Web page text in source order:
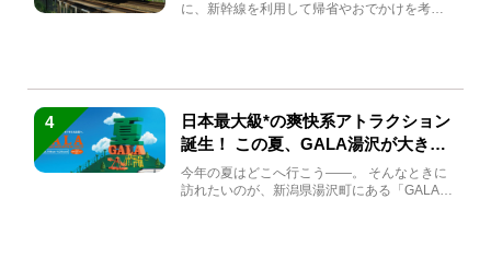
に、新幹線を利用して帰省やおでかけを考え
4
日本最大級*の爽快系アトラクション
誕生！ この夏、GALA湯沢が大きく
生まれ変わる
今年の夏はどこへ行こう――。 そんなときに
訪れたいのが、新潟県湯沢町にある「GALA湯